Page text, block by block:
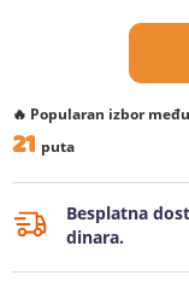
🔥 Popularan izbor
21 puta
Besplatna
dinara.